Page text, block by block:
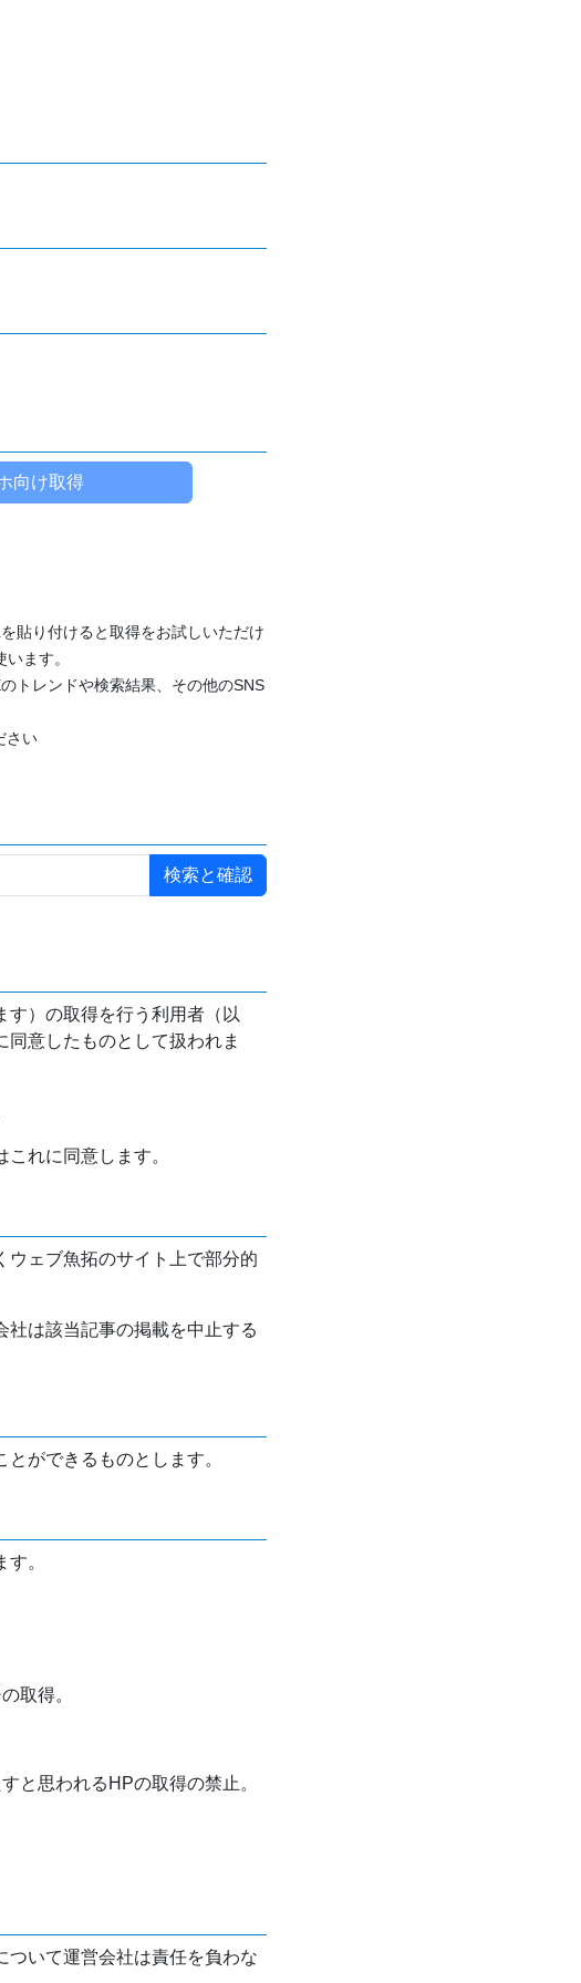
貼り付けると取得をお試しいただけ
ます。
トレンドや検索結果、その他のSNS
さい
す）の取得を行う利用者（以
意したものとして扱われま
れに同意します。
ウェブ魚拓のサイト上で部分的
は該当記事の掲載を中止する
ができるものとします。
。
取得。
と思われるHPの取得の禁止。
ついて運営会社は責任を負わな